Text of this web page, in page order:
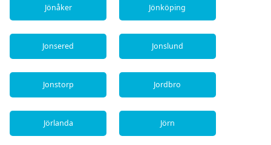
Jönåker Jönköping
Jonsered Jonslund
Jonstorp Jordbro
Jörlanda Jörn